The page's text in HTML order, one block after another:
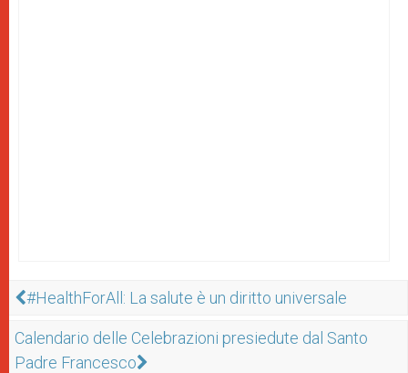
#HealthForAll: La salute è un diritto universale
Calendario delle Celebrazioni presiedute dal Santo
Padre Francesco